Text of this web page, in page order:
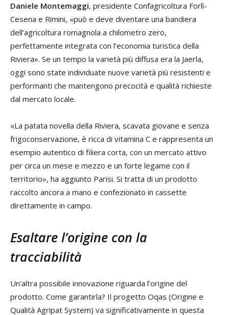
Daniele Montemaggi, presidente Confagricoltura Forlì-
Cesena e Rimini, «può e deve diventare una bandiera
dell’agricoltura romagnola a chilometro zero,
perfettamente integrata con l’economia turistica della
Riviera». Se un tempo la varietà più diffusa era la Jaerla,
oggi sono state individuate nuove varietà più resistenti e
performanti che mantengono precocità e qualità richieste
dal mercato locale.
«La patata novella della Riviera, scavata giovane e senza
frigoconservazione, è ricca di vitamina C e rappresenta un
esempio autentico di filiera corta, con un mercato attivo
per circa un mese e mezzo e un forte legame con il
territorio», ha aggiunto Parisi. Si tratta di un prodotto
raccolto ancora a mano e confezionato in cassette
direttamente in campo.
Esaltare l’origine con la
tracciabilità
Un’altra possibile innovazione riguarda l’origine del
prodotto. Come garantirla? Il progetto Oqas (Origine e
Qualità Agripat System) va significativamente in questa